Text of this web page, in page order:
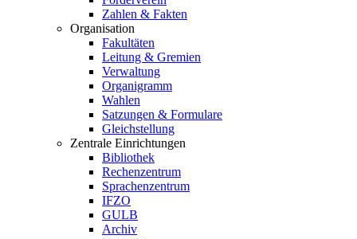
Zahlen & Fakten
Organisation
Fakultäten
Leitung & Gremien
Verwaltung
Organigramm
Wahlen
Satzungen & Formulare
Gleichstellung
Zentrale Einrichtungen
Bibliothek
Rechenzentrum
Sprachenzentrum
IFZO
GULB
Archiv